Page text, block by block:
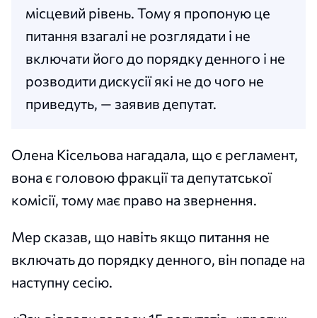
місцевий рівень. Тому я пропоную це
питання взагалі не розглядати і не
включати його до порядку денного і не
розводити дискусії які не до чого не
приведуть, — заявив депутат.
Олена Кісельова нагадала, що є регламент,
вона є головою фракції та депутатської
комісії, тому має право на звернення.
Мер сказав, що навіть якщо питання не
включать до порядку денного, він попаде на
наступну сесію.